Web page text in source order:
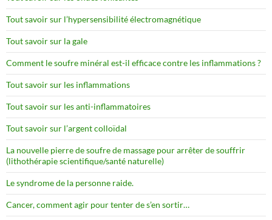
Tout savoir sur l’hypersensibilité électromagnétique
Tout savoir sur la gale
Comment le soufre minéral est-il efficace contre les inflammations ?
Tout savoir sur les inflammations
Tout savoir sur les anti-inflammatoires
Tout savoir sur l’argent colloïdal
La nouvelle pierre de soufre de massage pour arrêter de souffrir
(lithothérapie scientifique/santé naturelle)
Le syndrome de la personne raide.
Cancer, comment agir pour tenter de s’en sortir…